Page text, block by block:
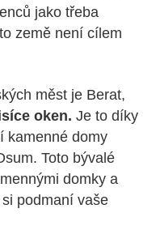
jako třeba
země není cílem
měst je Berat,
oken. Je to díky
kamenné domy
Toto bývalé
domky a
podmaní vaše